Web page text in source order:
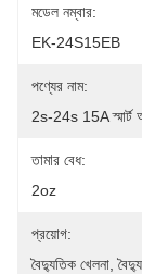
মডেল নম্বার:
EK-24S15EB
পণ্যের নাম:
2s-24s 15A স্মার্ট
তামার বেধ:
2oz
প্রয়োগ:
বৈদ্যুতিক খেলনা,